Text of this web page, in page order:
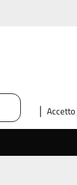
Accetto